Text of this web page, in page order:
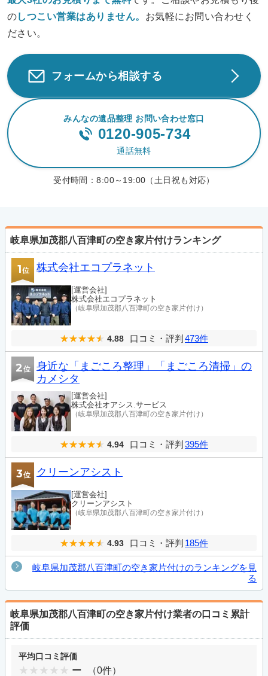
のしつこい営業はありません。 お気軽にお問い合わせく
ださい。
フォームから相談する
みんなの遺品整理 お問い合わせ窓口
0120-905-734
通話無料
受付時間：8:00～19:00（土日祝も対応）
岐阜県加茂郡八百津町の空き家片付けランキング
1位 株式会社エコプラネット
[運営会社]
株式会社エコプラネット
（岐阜県加茂郡八百津町の空き家片付け）
4.88 口コミ・評判 473件
2位
身近な「まごころ整理」「まごころ清掃」の
カメシタ
[運営会社]
株式会社オアシス.サービス
（岐阜県加茂郡八百津町の空き家片付け）
4.94 口コミ・評判 395件
3位 クリーンアシスト
[運営会社]
クリーンアシスト
（岐阜県加茂郡八百津町の空き家片付け）
4.93 口コミ・評判 185件
岐阜県加茂郡八百津町の空き家片付けのランキングを見
る
岐阜県加茂郡八百津町の空き家片付け業者の口コミ累計
評価
平均口コミ評価
ー （0件）